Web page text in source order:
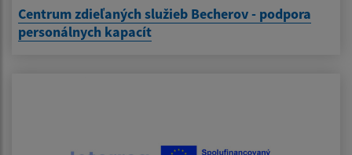
Centrum zdieľaných služieb Becherov - podpora
personálnych kapacít